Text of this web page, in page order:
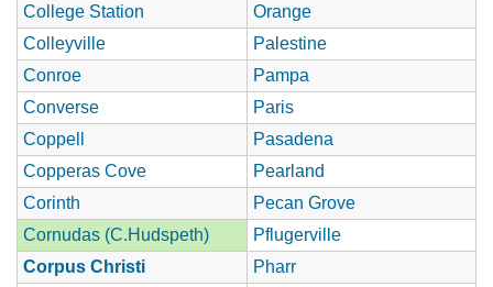
College Station
Orange
Colleyville
Palestine
Conroe
Pampa
Converse
Paris
Coppell
Pasadena
Copperas Cove
Pearland
Corinth
Pecan Grove
Cornudas (C.Hudspeth)
Pflugerville
Corpus Christi
Pharr